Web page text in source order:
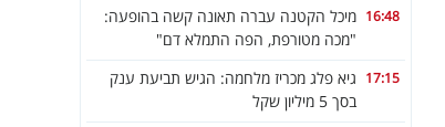
16:48 מיכל הקטנה עברה תאונה קשה בהופעה:
"מכה מטורפת, הפה התמלא דם"
17:15 גיא פלג מכריז מלחמה: הגיש תביעת ענק
בסך 5 מיליון שקל